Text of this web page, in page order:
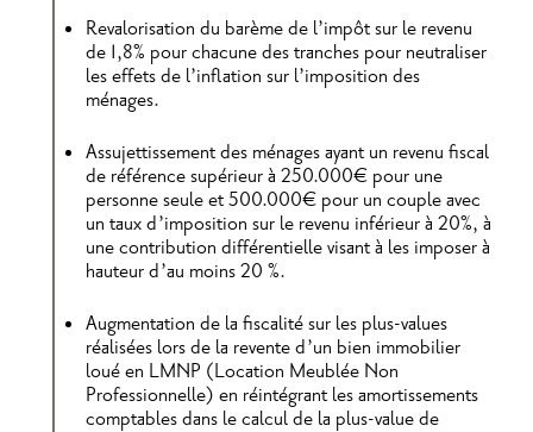
Revalorisation du barème de l’impôt sur le revenu
de 1,8% pour chacune des tranches pour neutraliser
les effets de l’inflation sur l’imposition des
ménages.
Assujettissement des ménages ayant un revenu fiscal
de référence supérieur à 250.000€ pour une
personne seule et 500.000€ pour un couple avec
un taux d’imposition sur le revenu inférieur à 20%, à
une contribution différentielle visant à les imposer à
hauteur d’au moins 20 %.
Augmentation de la fiscalité sur les plus-values
réalisées lors de la revente d’un bien immobilier
loué en LMNP (Location Meublée Non
Professionnelle) en réintégrant les amortissements
comptables dans le calcul de la plus-value de